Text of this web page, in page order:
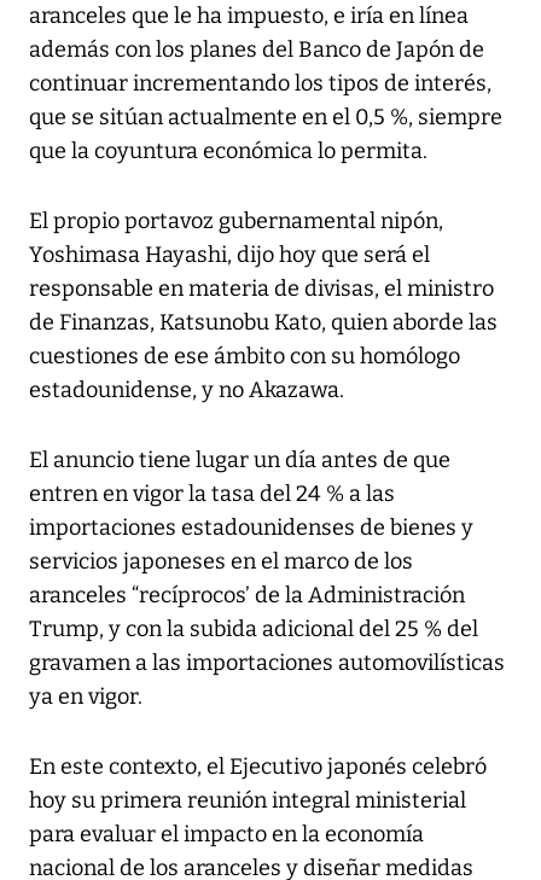
aranceles que le ha impuesto, e iría en línea
además con los planes del Banco de Japón de
continuar incrementando los tipos de interés,
que se sitúan actualmente en el 0,5 %, siempre
que la coyuntura económica lo permita.
El propio portavoz gubernamental nipón,
Yoshimasa Hayashi, dijo hoy que será el
responsable en materia de divisas, el ministro
de Finanzas, Katsunobu Kato, quien aborde las
cuestiones de ese ámbito con su homólogo
estadounidense, y no Akazawa.
El anuncio tiene lugar un día antes de que
entren en vigor la tasa del 24 % a las
importaciones estadounidenses de bienes y
servicios japoneses en el marco de los
aranceles “recíprocos’ de la Administración
Trump, y con la subida adicional del 25 % del
gravamen a las importaciones automovilísticas
ya en vigor.
En este contexto, el Ejecutivo japonés celebró
hoy su primera reunión integral ministerial
para evaluar el impacto en la economía
nacional de los aranceles y diseñar medidas